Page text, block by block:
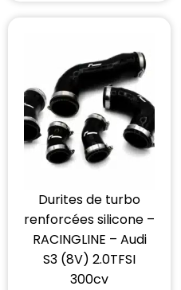
Durites de turbo
renforcées silicone –
RACINGLINE – Audi
S3 (8V) 2.0TFSI
300cv